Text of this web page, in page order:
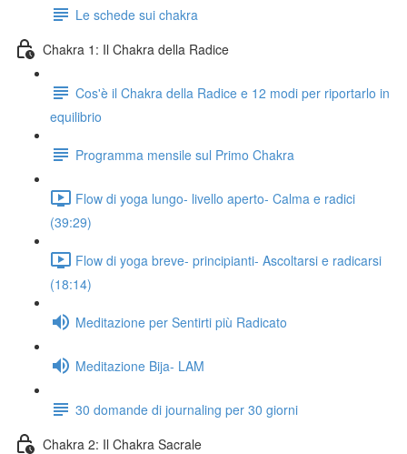
Le schede sui chakra
Chakra 1: Il Chakra della Radice
Cos'è il Chakra della Radice e 12 modi per riportarlo in
equilibrio
Programma mensile sul Primo Chakra
Flow di yoga lungo- livello aperto- Calma e radici
(39:29)
Flow di yoga breve- principianti- Ascoltarsi e radicarsi
(18:14)
Meditazione per Sentirti più Radicato
Meditazione Bija- LAM
30 domande di journaling per 30 giorni
Chakra 2: Il Chakra Sacrale